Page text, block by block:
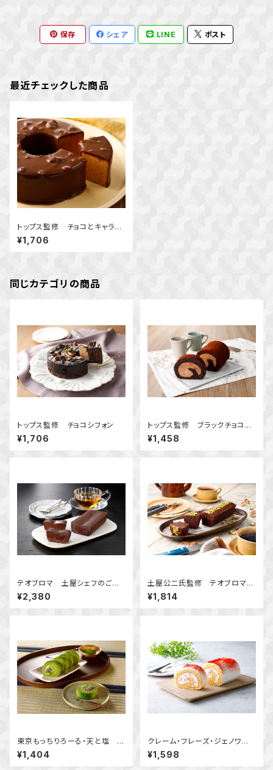
保存 シェア LINE ポスト
最近チェックした商品
トップス監修 チョコとキャラメ
ルのバウムクーヘン
¥1,706
同じカテゴリの商品
トップス監修 チョコシフォン
¥1,706
トップス監修 ブラックチョコロ
ール
¥1,458
テオブロマ 土屋シェフのご褒
美ガトーショコラ
¥2,380
土屋公二氏監修 テオブロマ
マダガスカルカカオのケーキ
¥1,814
東京もっちりろーる・天と塩 抹
茶
¥1,404
クレーム・フレーズ・ジェノワー
ズ関口倭代シェフのいちごショ
ートケーキロール
¥1,598